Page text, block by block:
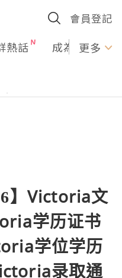
會員登記
熱話 成為U更多
】Victoria文
学历证书
学位学历
录取通